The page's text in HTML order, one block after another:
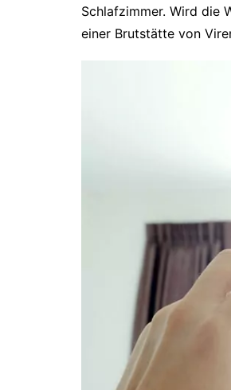
Schlafzimmer. Wird die
einer Brutstätte von